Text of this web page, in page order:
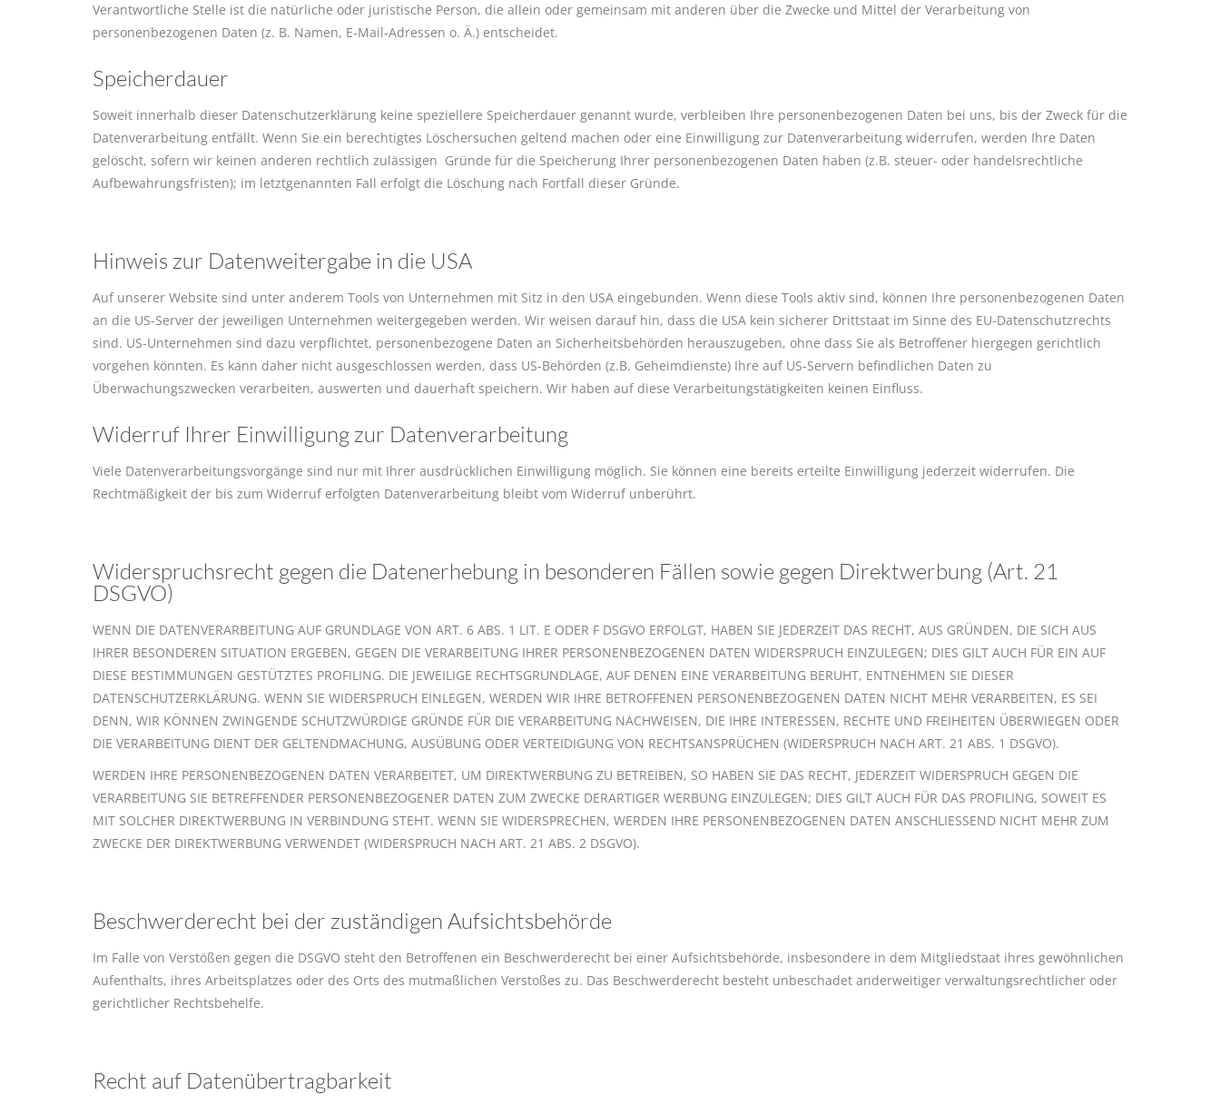
Verantwortliche Stelle ist die natürliche oder juristische Person, die allein oder gemeinsam mit anderen über die Zwecke und Mittel der Verarbeitung von
personenbezogenen Daten (z. B. Namen, E-Mail-Adressen o. Ä.) entscheidet.
Speicherdauer
Soweit innerhalb dieser Datenschutzerklärung keine speziellere Speicherdauer genannt wurde, verbleiben Ihre personenbezogenen Daten bei uns, bis der Zweck für die
Datenverarbeitung entfällt. Wenn Sie ein berechtigtes Löschersuchen geltend machen oder eine Einwilligung zur Datenverarbeitung widerrufen, werden Ihre Daten
gelöscht, sofern wir keinen anderen rechtlich zulässigen Gründe für die Speicherung Ihrer personenbezogenen Daten haben (z.B. steuer- oder handelsrechtliche
Aufbewahrungsfristen); im letztgenannten Fall erfolgt die Löschung nach Fortfall dieser Gründe.
Hinweis zur Datenweitergabe in die USA
Auf unserer Website sind unter anderem Tools von Unternehmen mit Sitz in den USA eingebunden. Wenn diese Tools aktiv sind, können Ihre personenbezogenen Daten
an die US-Server der jeweiligen Unternehmen weitergegeben werden. Wir weisen darauf hin, dass die USA kein sicherer Drittstaat im Sinne des EU-Datenschutzrechts
sind. US-Unternehmen sind dazu verpflichtet, personenbezogene Daten an Sicherheitsbehörden herauszugeben, ohne dass Sie als Betroffener hiergegen gerichtlich
vorgehen könnten. Es kann daher nicht ausgeschlossen werden, dass US-Behörden (z.B. Geheimdienste) Ihre auf US-Servern befindlichen Daten zu
Überwachungszwecken verarbeiten, auswerten und dauerhaft speichern. Wir haben auf diese Verarbeitungstätigkeiten keinen Einfluss.
Widerruf Ihrer Einwilligung zur Datenverarbeitung
Viele Datenverarbeitungsvorgänge sind nur mit Ihrer ausdrücklichen Einwilligung möglich. Sie können eine bereits erteilte Einwilligung jederzeit widerrufen. Die
Rechtmäßigkeit der bis zum Widerruf erfolgten Datenverarbeitung bleibt vom Widerruf unberührt.
Widerspruchsrecht gegen die Datenerhebung in besonderen Fällen sowie gegen Direktwerbung (Art. 21
DSGVO)
WENN DIE DATENVERARBEITUNG AUF GRUNDLAGE VON ART. 6 ABS. 1 LIT. E ODER F DSGVO ERFOLGT, HABEN SIE JEDERZEIT DAS RECHT, AUS GRÜNDEN, DIE SICH AUS
IHRER BESONDEREN SITUATION ERGEBEN, GEGEN DIE VERARBEITUNG IHRER PERSONENBEZOGENEN DATEN WIDERSPRUCH EINZULEGEN; DIES GILT AUCH FÜR EIN AUF
DIESE BESTIMMUNGEN GESTÜTZTES PROFILING. DIE JEWEILIGE RECHTSGRUNDLAGE, AUF DENEN EINE VERARBEITUNG BERUHT, ENTNEHMEN SIE DIESER
DATENSCHUTZERKLÄRUNG. WENN SIE WIDERSPRUCH EINLEGEN, WERDEN WIR IHRE BETROFFENEN PERSONENBEZOGENEN DATEN NICHT MEHR VERARBEITEN, ES SEI
DENN, WIR KÖNNEN ZWINGENDE SCHUTZWÜRDIGE GRÜNDE FÜR DIE VERARBEITUNG NACHWEISEN, DIE IHRE INTERESSEN, RECHTE UND FREIHEITEN ÜBERWIEGEN ODER
DIE VERARBEITUNG DIENT DER GELTENDMACHUNG, AUSÜBUNG ODER VERTEIDIGUNG VON RECHTSANSPRÜCHEN (WIDERSPRUCH NACH ART. 21 ABS. 1 DSGVO).
WERDEN IHRE PERSONENBEZOGENEN DATEN VERARBEITET, UM DIREKTWERBUNG ZU BETREIBEN, SO HABEN SIE DAS RECHT, JEDERZEIT WIDERSPRUCH GEGEN DIE
VERARBEITUNG SIE BETREFFENDER PERSONENBEZOGENER DATEN ZUM ZWECKE DERARTIGER WERBUNG EINZULEGEN; DIES GILT AUCH FÜR DAS PROFILING, SOWEIT ES
MIT SOLCHER DIREKTWERBUNG IN VERBINDUNG STEHT. WENN SIE WIDERSPRECHEN, WERDEN IHRE PERSONENBEZOGENEN DATEN ANSCHLIESSEND NICHT MEHR ZUM
ZWECKE DER DIREKTWERBUNG VERWENDET (WIDERSPRUCH NACH ART. 21 ABS. 2 DSGVO).
Beschwerde­recht bei der zuständigen Aufsichts­behörde
Im Falle von Verstößen gegen die DSGVO steht den Betroffenen ein Beschwerderecht bei einer Aufsichtsbehörde, insbesondere in dem Mitgliedstaat ihres gewöhnlichen
Aufenthalts, ihres Arbeitsplatzes oder des Orts des mutmaßlichen Verstoßes zu. Das Beschwerderecht besteht unbeschadet anderweitiger verwaltungsrechtlicher oder
gerichtlicher Rechtsbehelfe.
Recht auf Daten­übertrag­barkeit